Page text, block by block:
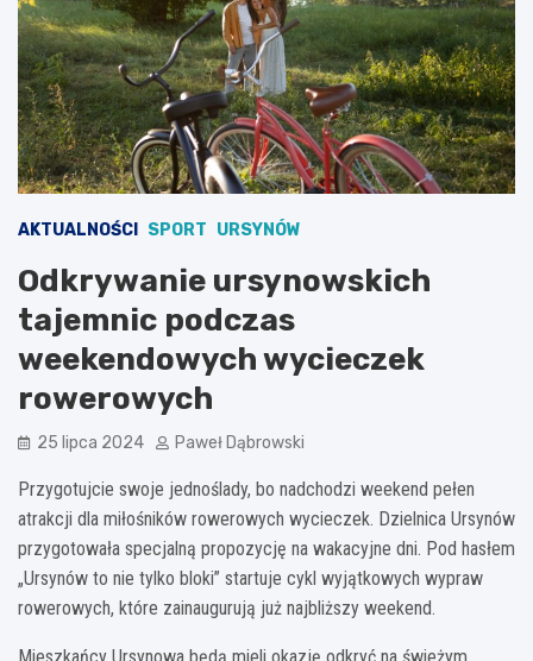
AKTUALNOŚCI SPORT URSYNÓW
Odkrywanie ursynowskich
tajemnic podczas
weekendowych wycieczek
rowerowych
25 lipca 2024 Paweł Dąbrowski
Przygotujcie swoje jednoślady, bo nadchodzi weekend pełen
atrakcji dla miłośników rowerowych wycieczek. Dzielnica Ursynów
przygotowała specjalną propozycję na wakacyjne dni. Pod hasłem
„Ursynów to nie tylko bloki” startuje cykl wyjątkowych wypraw
rowerowych, które zainaugurują już najbliższy weekend.